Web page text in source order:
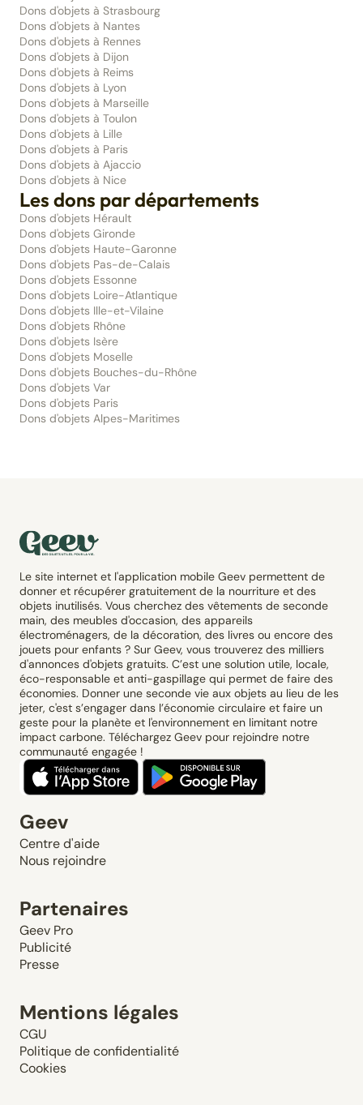
Dons d'objets à Strasbourg
Dons d'objets à Nantes
Dons d'objets à Rennes
Dons d'objets à Dijon
Dons d'objets à Reims
Dons d'objets à Lyon
Dons d'objets à Marseille
Dons d'objets à Toulon
Dons d'objets à Lille
Dons d'objets à Paris
Dons d'objets à Ajaccio
Dons d'objets à Nice
Les dons par départements
Dons d'objets Hérault
Dons d'objets Gironde
Dons d'objets Haute-Garonne
Dons d'objets Pas-de-Calais
Dons d'objets Essonne
Dons d'objets Loire-Atlantique
Dons d'objets Ille-et-Vilaine
Dons d'objets Rhône
Dons d'objets Isère
Dons d'objets Moselle
Dons d'objets Bouches-du-Rhône
Dons d'objets Var
Dons d'objets Paris
Dons d'objets Alpes-Maritimes
Le site internet et l'application mobile Geev permettent de
donner et récupérer gratuitement de la nourriture et des
objets inutilisés. Vous cherchez des vêtements de seconde
main, des meubles d'occasion, des appareils
électroménagers, de la décoration, des livres ou encore des
jouets pour enfants ? Sur Geev, vous trouverez des milliers
d'annonces d'objets gratuits. C’est une solution utile, locale,
éco-responsable et anti-gaspillage qui permet de faire des
économies. Donner une seconde vie aux objets au lieu de les
jeter, c'est s’engager dans l’économie circulaire et faire un
geste pour la planète et l'environnement en limitant notre
impact carbone. Téléchargez Geev pour rejoindre notre
communauté engagée !
Geev
Centre d'aide
Nous rejoindre
Partenaires
Geev Pro
Publicité
Presse
Mentions légales
CGU
Politique de confidentialité
Cookies